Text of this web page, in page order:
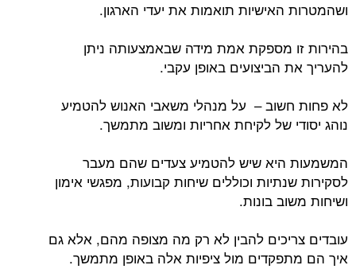
ושהמטרות האישיות תואמות את יעדי הארגון.
בהירות זו מספקת אמת מידה שבאמצעותה ניתן
להעריך את הביצועים באופן עקבי.
לא פחות חשוב – על מנהלי משאבי האנוש להטמיע
נוהג יסודי של לקיחת אחריות ומשוב מתמשך.
המשמעות היא שיש להטמיע צעדים שהם מעבר
לסקירות שנתיות וכוללים שיחות קבועות, מפגשי אימון
ושיחות משוב בונות.
עובדים צריכים להבין לא רק מה מצופה מהם, אלא גם
איך הם מתפקדים מול ציפיות אלה באופן מתמשך.